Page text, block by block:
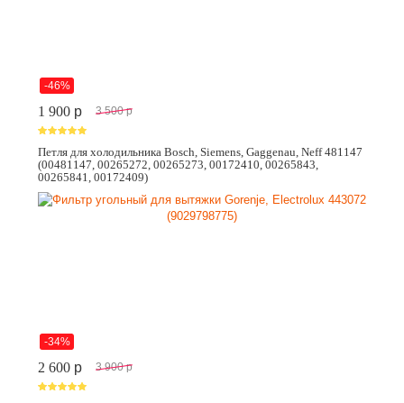
-46%
1 900 p 3 500 p
Петля для холодильника Bosch, Siemens, Gaggenau, Neff 481147
(00481147, 00265272, 00265273, 00172410, 00265843,
00265841, 00172409)
-34%
2 600 p 3 900 p